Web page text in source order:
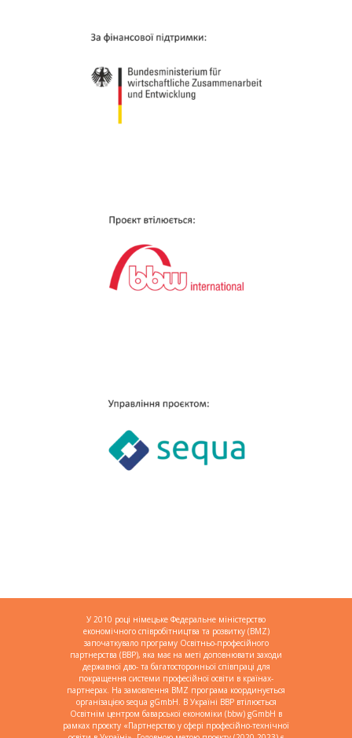
У 2010 році німецьке Федеральне міністерство
економічного співробітництва та розвитку (BMZ)
започаткувало програму Освітньо-професійного
партнерства (BBP), яка має на меті доповнювати заходи
державної дво- та багатосторонньої співпраці для
покращення системи професійної освіти в країнах-
партнерах. На замовлення BMZ програма координується
організацією sequa gGmbH. В Україні BBP втілюється
Освітнім центром баварської економіки (bbw) gGmbH в
рамках проєкту «Партнерство у сфері професійно-технічної